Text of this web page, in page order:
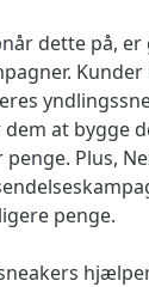
dette på,
at bygge
Plus,
penge.